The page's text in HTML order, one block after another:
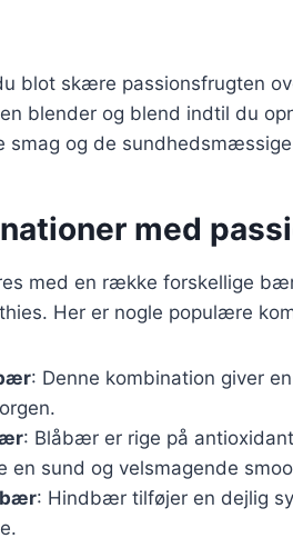
blot skære passionsfrugten
blender og blend indtil du
smag og de
med
med en række forskellige
Her er nogle populære
: Denne kombination giver
: Blåbær er rige på
en sund og velsmagende
: Hindbær tilføjer en dejlig